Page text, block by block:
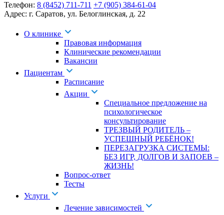
Телефон: 8 (8452) 711-711 +7 (905) 384-61-04
Адрес: г. Саратов, ул. Белоглинская, д. 22
О клинике
Правовая информация
Клинические рекомендации
Вакансии
Пациентам
Расписание
Акции
Специальное предложение на
психологическое
консультирование
ТРЕЗВЫЙ РОДИТЕЛЬ –
УСПЕШНЫЙ РЕБЁНОК!
ПЕРЕЗАГРУЗКА СИСТЕМЫ:
БЕЗ ИГР, ДОЛГОВ И ЗАПОЕВ –
ЖИЗНЬ!
Вопрос-ответ
Тесты
Услуги
Лечение зависимостей